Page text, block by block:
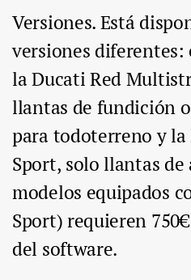
Versiones. Está
versiones
la Ducati Red
llantas de fundición
para todoterreno y
Sport, solo llantas de
modelos equipados
Sport) requieren
del software.